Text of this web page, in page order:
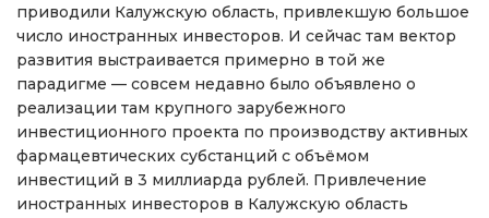
приводили Калужскую область, привлекшую большое
число иностранных инвесторов. И сейчас там вектор
развития выстраивается примерно в той же
парадигме — совсем недавно было объявлено о
реализации там крупного зарубежного
инвестиционного проекта по производству активных
фармацевтических субстанций с объёмом
инвестиций в 3 миллиарда рублей. Привлечение
иностранных инвесторов в Калужскую область